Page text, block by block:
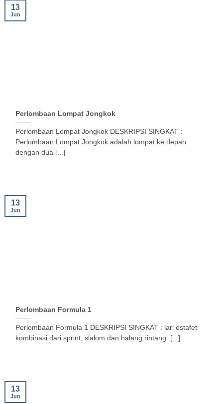
Perlombaan Lompat Jongkok
Perlombaan Lompat Jongkok DESKRIPSI SINGKAT :
Perlombaan Lompat Jongkok adalah lompat ke depan
dengan dua [...]
13
Jun
Perlombaan Formula 1
Perlombaan Formula 1 DESKRIPSI SINGKAT : lari estafet
kombinasi dari sprint, slalom dan halang rintang. [...]
13
Jun
13
Jun